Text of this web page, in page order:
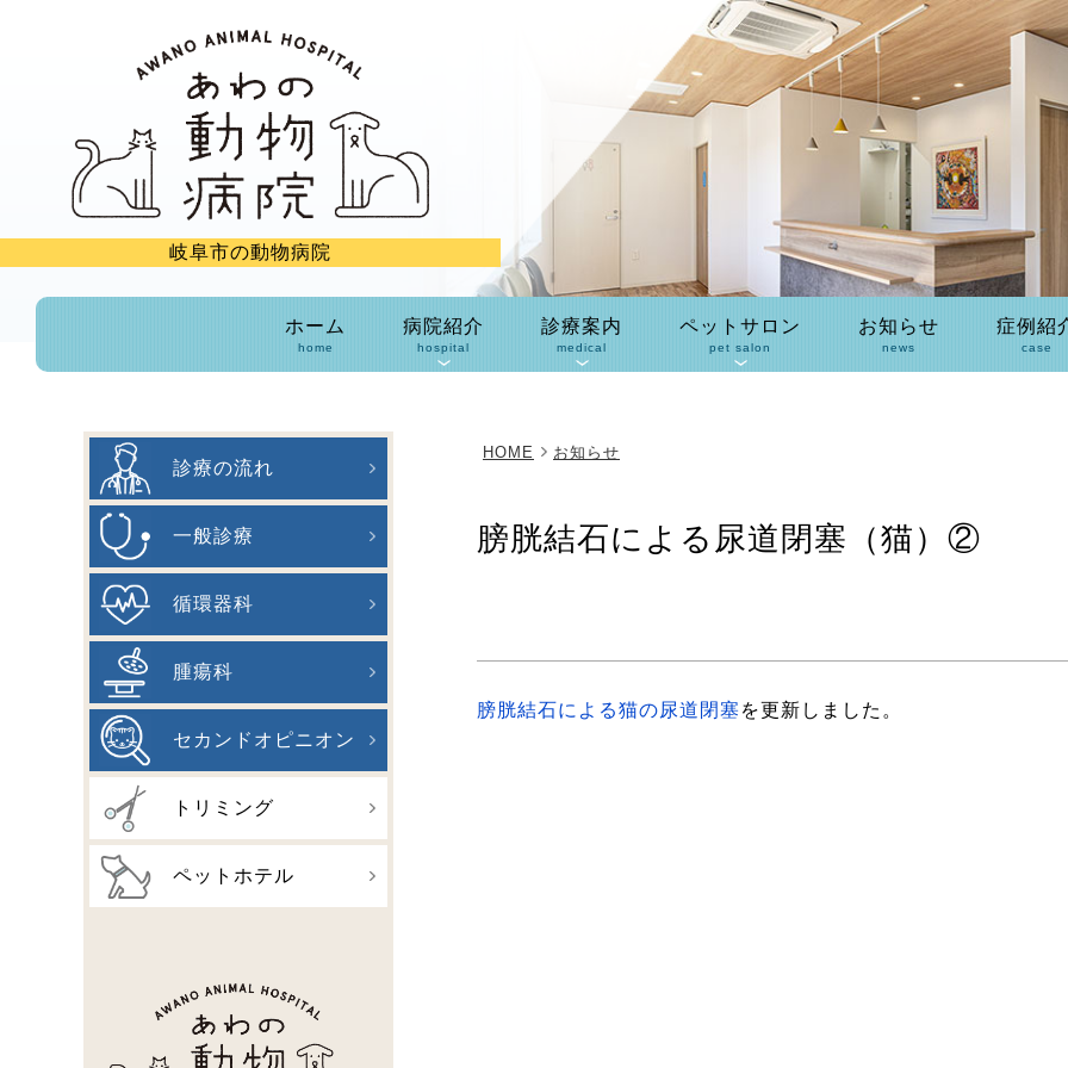
岐阜市の動物病院
ホーム
home
病院紹介
hospital
診療案内
medical
ペットサロン
pet salon
お知らせ
news
症例紹
case
HOME お知らせ
膀胱結石による尿道閉塞（猫）②
膀胱結石による猫の尿道閉塞を更新しました。
診療の流れ
一般診療
循環器科
腫瘍科
セカンドオピニオン
トリミング
ペットホテル